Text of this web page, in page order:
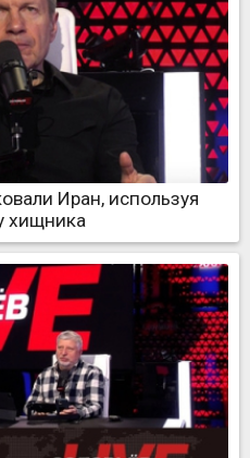
Иран, используя
хищника